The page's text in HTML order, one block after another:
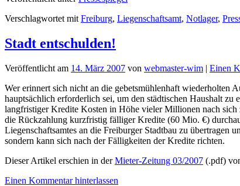
Verschlagwortet mit Freiburg, Liegenschaftsamt, Notlager,
Stadt entschulden!
Veröffentlicht am 14. März 2007 von webmaster-wim | Einen
Wer erinnert sich nicht an die gebetsmühlenhaft wiederholten
hauptsächlich erforderlich sei, um den städtischen Haushalt
langfristiger Kredite Kosten in Höhe vieler Millionen nach sich
die Rückzahlung kurzfristig fälliger Kredite (60 Mio. €)
Liegenschaftsamtes an die Freiburger Stadtbau zu übertragen
sondern kann sich nach der Fälligkeiten der Kredite richten.
Dieser Artikel erschien in derMieter-Zeitung 03/2007 (.pdf)
Einen Kommentar hinterlassen